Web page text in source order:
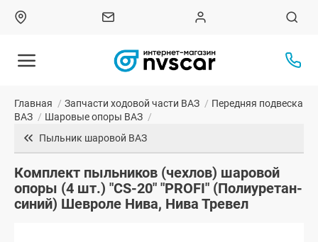
Главная / Запчасти ходовой части ВАЗ / Передняя подвеска
ВАЗ / Шаровые опоры ВАЗ /
Пыльник шаровой ВАЗ
Комплект пыльников (чехлов) шаровой
опоры (4 шт.) "CS-20" "PROFI" (Полиуретан-
синий) Шевроле Нива, Нива Тревел